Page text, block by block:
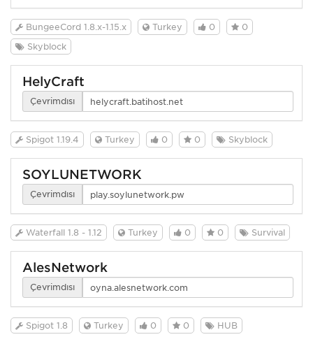
BungeeCord 1.8.x-1.15.x Turkey 0
0
Skyblock
HelyCraft
Çevrimdışı
Spigot 1.19.4 Turkey 0 0 Skyblock
SOYLUNETWORK
Çevrimdışı
Waterfall 1.8 - 1.12 Turkey 0 0 Survival
AlesNetwork
Çevrimdışı
Spigot 1.8 Turkey 0 0 HUB